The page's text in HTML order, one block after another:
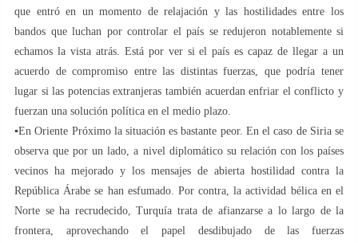
que entró en un momento de relajación y las hostilidades entre los
bandos que luchan por controlar el país se redujeron notablemente si
echamos la vista atrás. Está por ver si el país es capaz de llegar a un
acuerdo de compromiso entre las distintas fuerzas, que podría tener
lugar si las potencias extranjeras también acuerdan enfriar el conflicto y
fuerzan una solución política en el medio plazo.
▪️En Oriente Próximo la situación es bastante peor. En el caso de Siria se
observa que por un lado, a nivel diplomático su relación con los países
vecinos ha mejorado y los mensajes de abierta hostilidad contra la
República Árabe se han esfumado. Por contra, la actividad bélica en el
Norte se ha recrudecido, Turquía trata de afianzarse a lo largo de la
frontera, aprovechando el papel desdibujado de las fuerzas